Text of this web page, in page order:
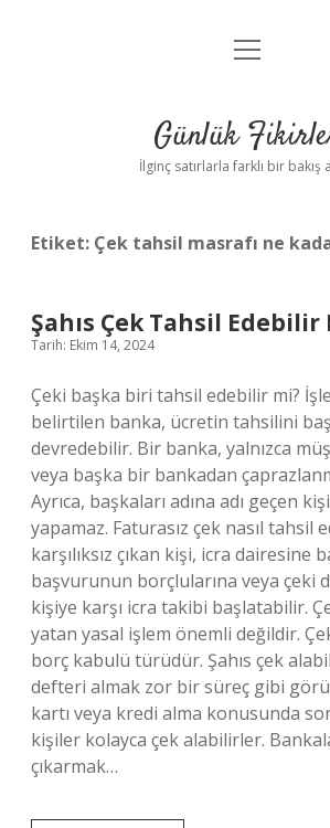
Anasayfa
Yasal Uyarı
menüyü
Günlük
İlginç satırlarla farklı bir bakış
Etiket: Çek tahsil masrafı ne
Şahıs Çek Tahsil Edebilir
Tarih: Ekim 14, 2024
Çeki başka biri tahsil edebilir mi?
belirtilen banka, ücretin tahsilini
devredebilir. Bir banka, yalnızca
veya başka bir bankadan
Ayrıca, başkaları adına adı geçen
yapamaz. Faturasız çek nasıl tahsil
karşılıksız çıkan kişi, icra dairesine
başvurunun borçlularına veya çeki
kişiye karşı icra takibi başlatabilir.
yatan yasal işlem önemli değildir.
borç kabulü türüdür. Şahıs çek
defteri almak zor bir süreç gibi
kartı veya kredi alma konusunda
kişiler kolayca çek alabilirler.
çıkarmak…